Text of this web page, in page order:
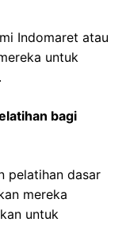
Indomaret atau
untuk
bagi
pelatihan dasar
mereka
untuk